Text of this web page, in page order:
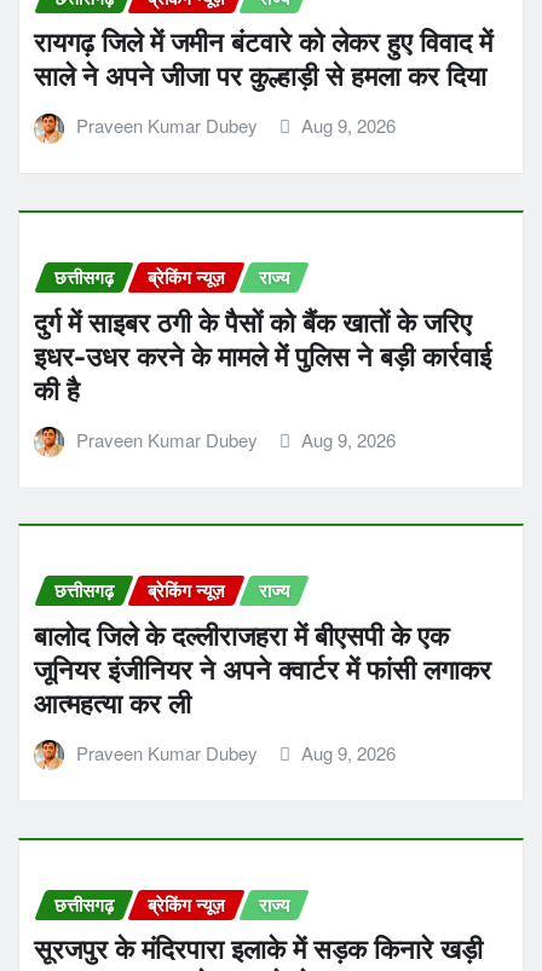
रायगढ़ जिले में जमीन बंटवारे को लेकर हुए विवाद में
साले ने अपने जीजा पर कुल्हाड़ी से हमला कर दिया
Praveen Kumar Dubey Aug 9, 2026
छत्तीसगढ़ ब्रेकिंग न्यूज़ राज्य
दुर्ग में साइबर ठगी के पैसों को बैंक खातों के जरिए
इधर-उधर करने के मामले में पुलिस ने बड़ी कार्रवाई
की है
Praveen Kumar Dubey Aug 9, 2026
छत्तीसगढ़ ब्रेकिंग न्यूज़ राज्य
बालोद जिले के दल्लीराजहरा में बीएसपी के एक
जूनियर इंजीनियर ने अपने क्वार्टर में फांसी लगाकर
आत्महत्या कर ली
Praveen Kumar Dubey Aug 9, 2026
छत्तीसगढ़ ब्रेकिंग न्यूज़ राज्य
सूरजपुर के मंदिरपारा इलाके में सड़क किनारे खड़ी